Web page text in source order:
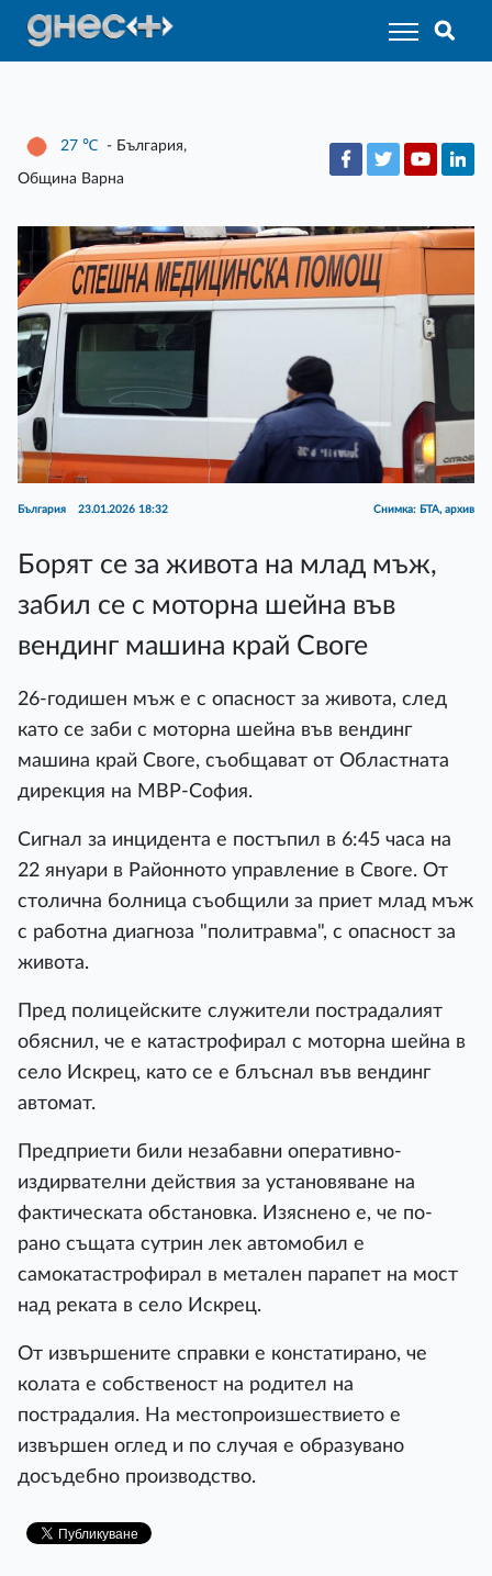
27 ℃ - България,
Община Варна
България 23.01.2026 18:32 Снимка: БТА, архив
Борят се за живота на млад мъж,
забил се с моторна шейна във
вендинг машина край Своге
26-годишен мъж е с опасност за живота, след
като се заби с моторна шейна във вендинг
машина край Своге, съобщават от Областната
дирекция на МВР-София.
Сигнал за инцидента е постъпил в 6:45 часа на
22 януари в Районното управление в Своге. От
столична болница съобщили за приет млад мъж
с работна диагноза "политравма", с опасност за
живота.
Пред полицейските служители пострадалият
обяснил, че е катастрофирал с моторна шейна в
село Искрец, като се е блъснал във вендинг
автомат.
Предприети били незабавни оперативно-
издирвателни действия за установяване на
фактическата обстановка. Изяснено е, че по-
рано същата сутрин лек автомобил е
самокатастрофирал в метален парапет на мост
над реката в село Искрец.
От извършените справки е констатирано, че
колата е собственост на родител на
пострадалия. На местопроизшествието е
извършен оглед и по случая е образувано
досъдебно производство.